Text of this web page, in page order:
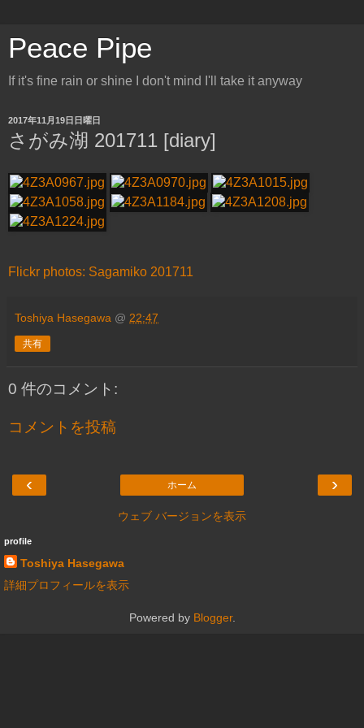
Peace Pipe
If it's fine rain or shine I don't mind I'll take it anyway
2017年11月19日日曜日
さがみ湖 201711 [diary]
Flickr photos: Sagamiko 201711
Toshiya Hasegawa @ 22:47
共有
0 件のコメント:
コメントを投稿
‹ ›
ホーム
ウェブ バージョンを表示
profile
Toshiya Hasegawa
詳細プロフィールを表示
Powered by Blogger.